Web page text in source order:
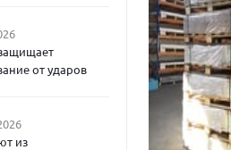
от ударов
из